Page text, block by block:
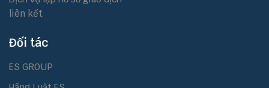
liên kết
Đối tác
ES GROUP